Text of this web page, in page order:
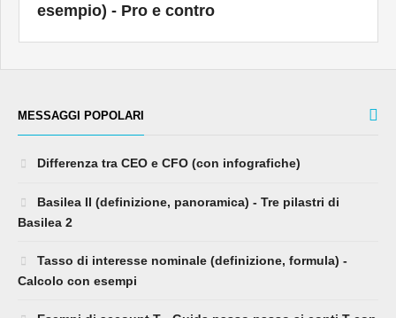
esempio) - Pro e contro
MESSAGGI POPOLARI
Differenza tra CEO e CFO (con infografiche)
Basilea II (definizione, panoramica) - Tre pilastri di
Basilea 2
Tasso di interesse nominale (definizione, formula) -
Calcolo con esempi